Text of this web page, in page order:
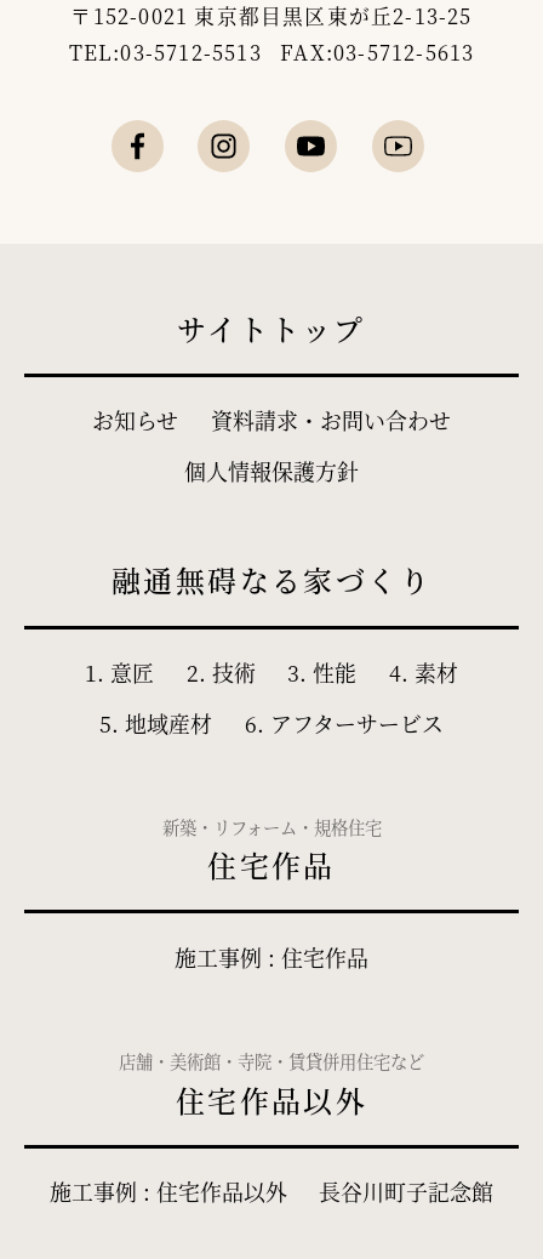
〒152-0021 東京都目黒区東が丘2-13-25
TEL:03-5712-5513 FAX:03-5712-5613
サイトトップ
お知らせ
資料請求・お問い合わせ
個人情報保護方針
融通無碍なる家づくり
1. 意匠 2. 技術 3. 性能
4. 素材
5. 地域産材
6. アフターサービス
新築・リフォーム・規格住宅
住宅作品
施工事例 : 住宅作品
店舗・美術館・寺院・賃貸併用住宅など
住宅作品以外
施工事例 : 住宅作品以外 長谷川町子記念館